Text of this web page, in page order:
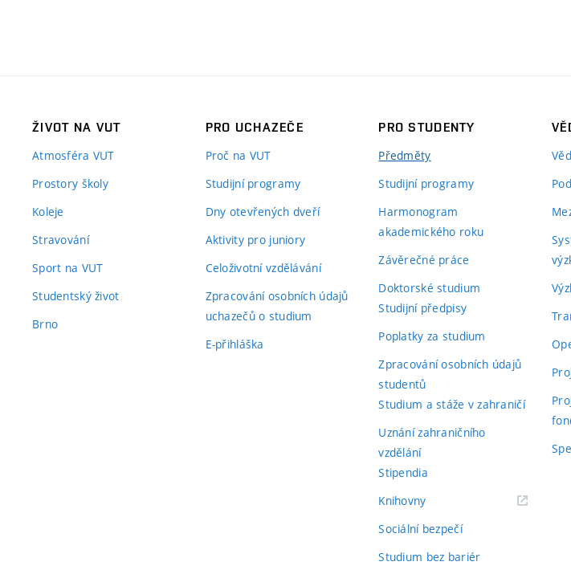
ŽIVOT NA VUT
Atmosféra VUT
Prostory školy
Koleje
Stravování
Sport na VUT
Studentský život
Brno
PRO UCHAZEČE
Proč na VUT
Studijní programy
Dny otevřených dveří
Aktivity pro juniory
Celoživotní vzdělávání
Zpracování osobních údajů
uchazečů o studium
E-přihláška
PRO STUDENTY
Předměty
Studijní programy
Harmonogram
akademického roku
Závěrečné práce
Doktorské studium
Studijní předpisy
Poplatky za studium
Zpracování osobních údajů
studentů
Studium a stáže v zahraničí
Uznání zahraničního
vzdělání
Stipendia
Knihovny(externí
Sociální bezpečí
Studium bez bariér